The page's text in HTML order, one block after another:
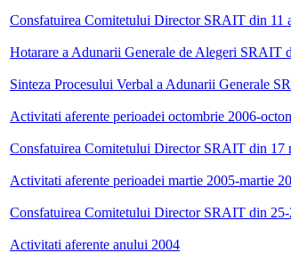
Consfatuirea Comitetului Director SRAIT din 11
Hotarare a Adunarii Generale de Alegeri SRAIT
Sinteza Procesului Verbal a Adunarii Generale
Activitati aferente perioadei octombrie 2006-
Consfatuirea Comitetului Director SRAIT din 17
Activitati aferente perioadei martie 2005-martie
Consfatuirea Comitetului Director SRAIT din 25-
Activitati aferente anului 2004